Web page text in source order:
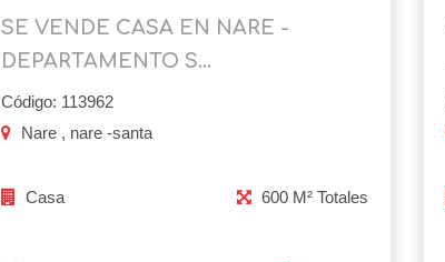
SE VENDE CASA EN NARE -
DEPARTAMENTO S...
Código: 113962
Nare , nare -santa
Casa 600 M² Totales